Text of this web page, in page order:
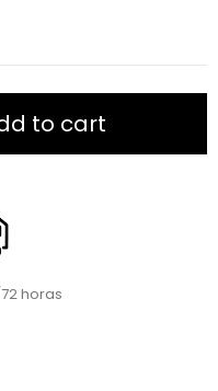
to cart
horas